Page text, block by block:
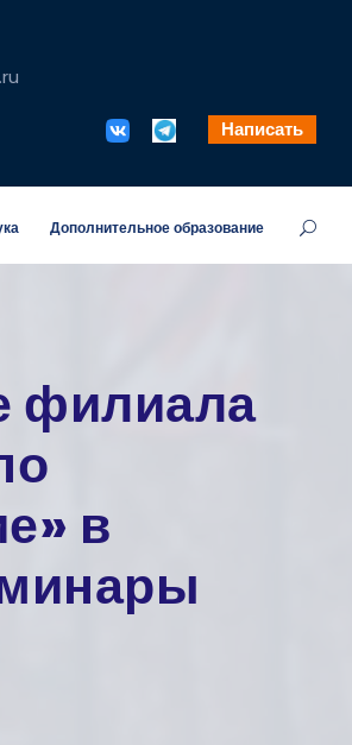
Написать
Дополнительное образование
филиала
в